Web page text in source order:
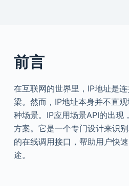
前言
在互联网的世界里，IP地址是
梁。然而，IP地址本身并不直
种场景。IP应用场景API的出现
方案。它是一个专门设计来识
的在线调用接口，帮助用户快
途。